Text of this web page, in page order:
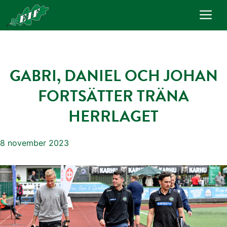
innehåll
GABRI, DANIEL OCH JOHAN
FORTSÄTTER TRÄNA
HERRLAGET
8 november 2023